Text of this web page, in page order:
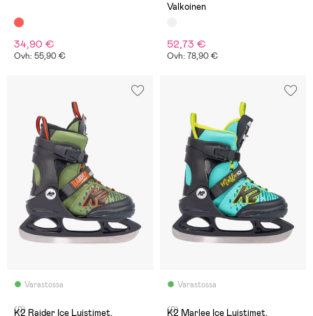
34,90 €
Ovh: 55,90 €
Valkoinen
52,73 €
Ovh: 78,90 €
Varastossa
(0)
K2 Raider Ice Luistimet,
Varastossa
(0)
K2 Marlee Ice Luistimet,